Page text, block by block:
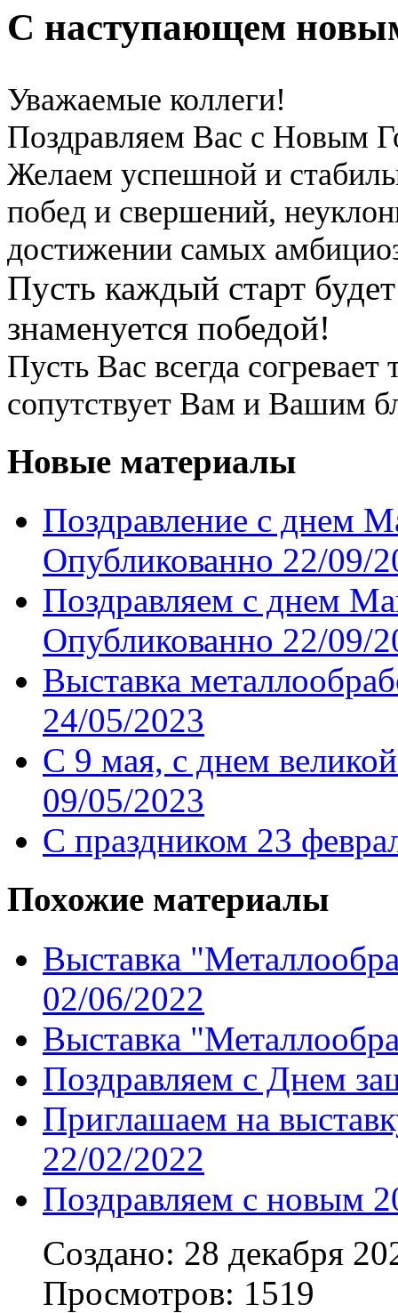
С наступающем
Уважаемые коллеги!
Поздравляем Вас с Новым
Желаем успешной и
побед и свершений,
достижении самых
Пусть каждый старт
знаменуется победой!
Пусть Вас всегда согревает
сопутствует Вам и Вашим
Новые материалы
Поздравление с днем
Опубликованно 22/09/
Поздравляем с днем
Опубликованно 22/09/
Выставка
24/05/2023
С 9 мая, с днем
09/05/2023
С праздником 23
Похожие материалы
Выставка
02/06/2022
Выставка
Поздравляем с Днем
Приглашаем на
22/02/2022
Поздравляем с новым
Создано: 28 декабря
Просмотров: 1519